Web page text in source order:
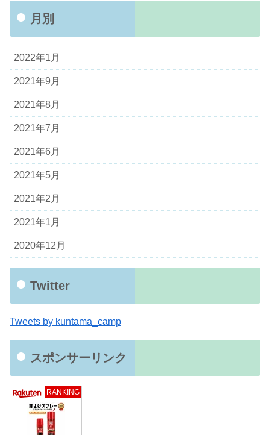
月別
2022年1月
2021年9月
2021年8月
2021年7月
2021年6月
2021年5月
2021年2月
2021年1月
2020年12月
Twitter
Tweets by kuntama_camp
スポンサーリンク